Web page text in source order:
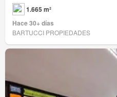
1.665 m²
Hace 30+ días
BARTUCCI PROPIEDADES